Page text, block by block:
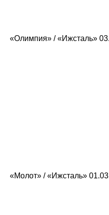
«Олимпия» / «Ижсталь»
«Молот» / «Ижсталь»